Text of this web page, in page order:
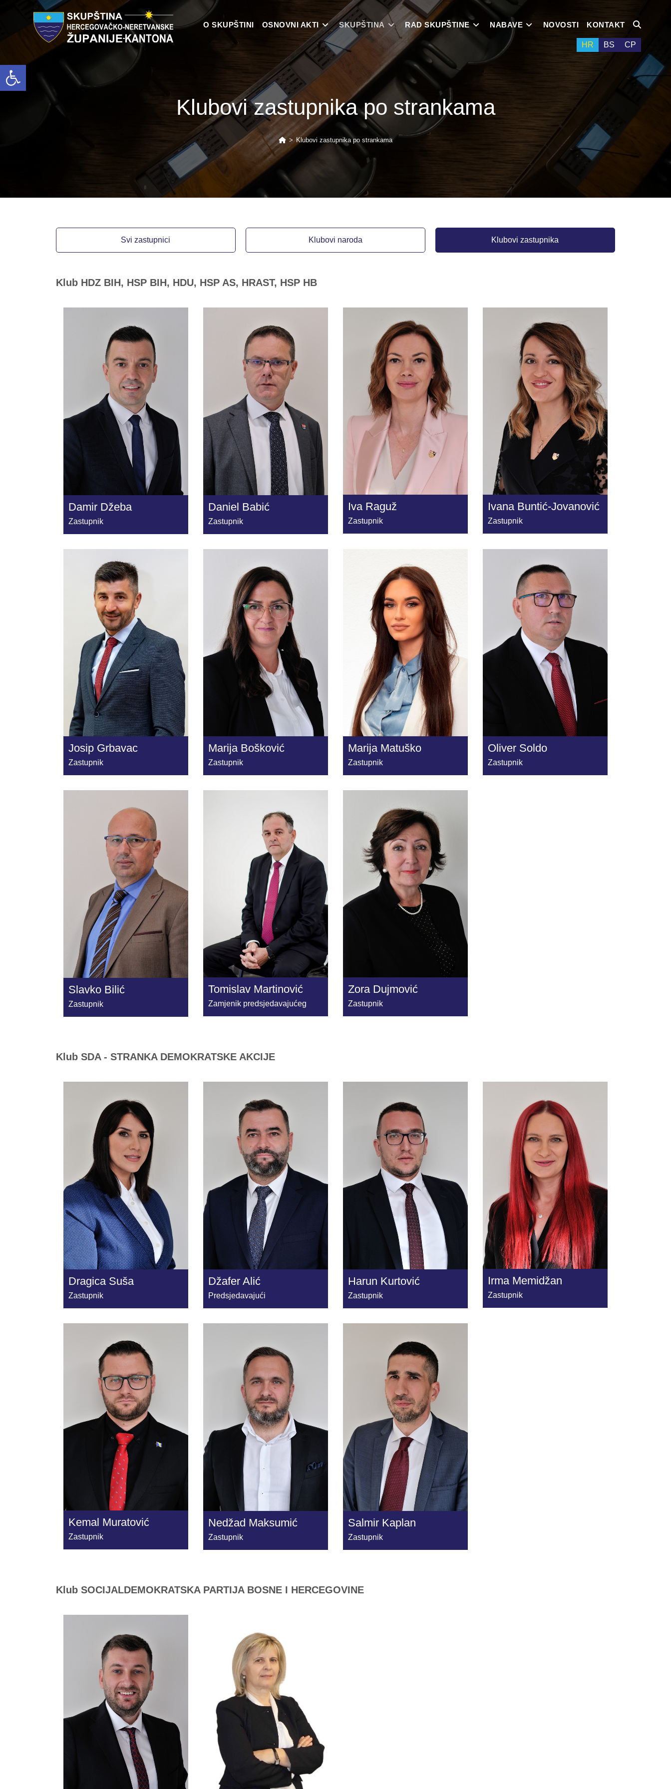
Open toolbar
HR BS СР
O SKUPŠTINI OSNOVNI AKTI SKUPŠTINA RAD SKUPŠTINE NABAVE NOVOSTI KONTAKT
Klubovi zastupnika po strankama
> Klubovi zastupnika po strankama
Svi zastupnici Klubovi naroda Klubovi zastupnika
Klub HDZ BIH, HSP BIH, HDU, HSP AS, HRAST, HSP HB
Damir Džeba
Zastupnik
Daniel Babić
Zastupnik
Iva Raguž
Zastupnik
Ivana Buntić-Jovanović
Zastupnik
Josip Grbavac
Zastupnik
Marija Bošković
Zastupnik
Marija Matuško
Zastupnik
Oliver Soldo
Zastupnik
Slavko Bilić
Zastupnik
Tomislav Martinović
Zamjenik predsjedavajućeg
Zora Dujmović
Zastupnik
Klub SDA - STRANKA DEMOKRATSKE AKCIJE
Dragica Suša
Zastupnik
Džafer Alić
Predsjedavajući
Harun Kurtović
Zastupnik
Irma Memidžan
Zastupnik
Kemal Muratović
Zastupnik
Nedžad Maksumić
Zastupnik
Salmir Kaplan
Zastupnik
Klub SOCIJALDEMOKRATSKA PARTIJA BOSNE I HERCEGOVINE